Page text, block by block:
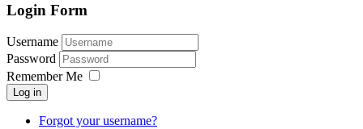
Login Form
Username
Password
Remember Me
Log in
Forgot your username?